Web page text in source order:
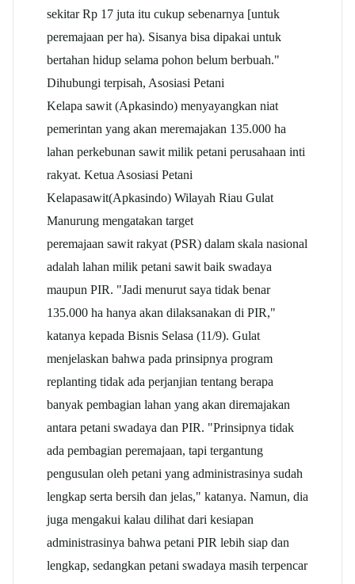
sekitar Rp 17 juta itu cukup sebenarnya [untuk
peremajaan per ha). Sisanya bisa dipakai untuk
bertahan hidup selama pohon belum berbuah."
Dihubungi terpisah, Asosiasi Petani
Kelapa sawit(Apkasindo) menyayangkan niat
pemerintan yang akan meremajakan 135.000 ha
lahan perkebunan sawitmilik petani perusahaan inti
rakyat. Ketua Asosiasi Petani
Kelapasawit(Apkasindo) Wilayah Riau Gulat
Manurung mengatakan target
peremajaan sawitrakyat (PSR) dalam skala nasional
adalah lahan milik petani sawitbaik swadaya
maupun PIR. "Jadi menurut saya tidak benar
135.000 ha hanya akan dilaksanakan di PIR,"
katanya kepada Bisnis Selasa (11/9). Gulat
menjelaskan bahwa pada prinsipnya program
replanting tidak ada perjanjian tentang berapa
banyak pembagian lahan yang akan diremajakan
antara petani swadaya dan PIR. "Prinsipnya tidak
ada pembagian peremajaan, tapi tergantung
pengusulan oleh petani yang administrasinya sudah
lengkap serta bersih dan jelas," katanya. Namun, dia
juga mengakui kalau dilihat dari kesiapan
administrasinya bahwa petani PIR lebih siap dan
lengkap, sedangkan petani swadaya masih terpencar